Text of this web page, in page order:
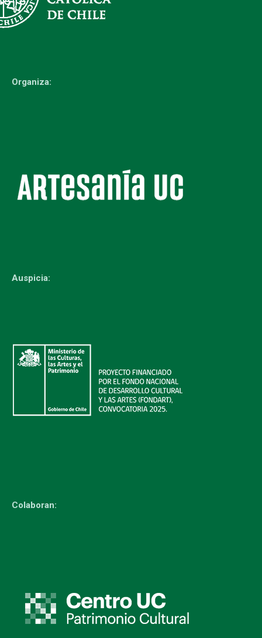
Organiza:
Auspicia:
Colaboran: